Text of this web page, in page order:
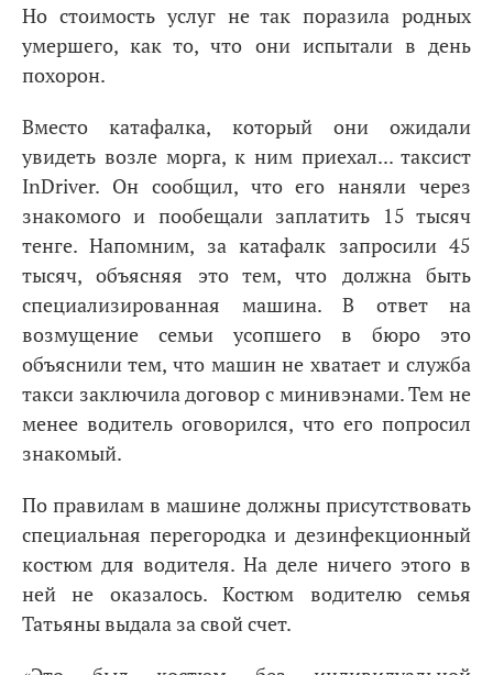
Но стоимость услуг не так поразила родных
умершего, как то, что они испытали в день
похорон.
Вместо катафалка, который они ожидали
увидеть возле морга, к ним приехал... таксист
InDriver. Он сообщил, что его наняли через
знакомого и пообещали заплатить 15 тысяч
тенге. Напомним, за катафалк запросили 45
тысяч, объясняя это тем, что должна быть
специализированная машина. В ответ на
возмущение семьи усопшего в бюро это
объяснили тем, что машин не хватает и служба
такси заключила договор с минивэнами. Тем не
менее водитель оговорился, что его попросил
знакомый.
По правилам в машине должны присутствовать
специальная перегородка и дезинфекционный
костюм для водителя. На деле ничего этого в
ней не оказалось. Костюм водителю семья
Татьяны выдала за свой счет.